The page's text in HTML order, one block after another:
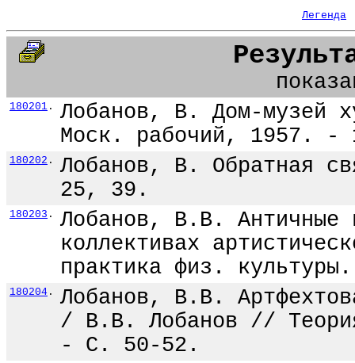
Легенда
180201 .
Лобанов, В. Дом-музей
Моск. рабочий, 1957.
180202 .
Лобанов, В. Обратная
25, 39.
180203 .
Лобанов, В.В. Античные
коллективах
практика физ.
180204 .
Лобанов, В.В.
/ В.В. Лобанов //
- С. 50-52.